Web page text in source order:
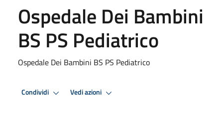
Ospedale Dei Bambini
BS PS Pediatrico
Ospedale Dei Bambini BS PS Pediatrico
Condividi Vedi azioni